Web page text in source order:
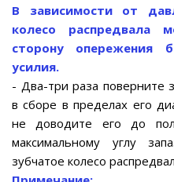
В зависимости от
колесо распредвала
сторону опережения
усилия.
- Два-три раза поверните
в сборе в пределах его
не доводите его до
максимальному углу
зубчатое колесо